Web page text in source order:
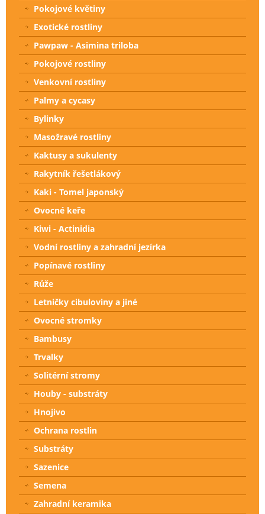
Pokojové květiny
Exotické rostliny
Pawpaw - Asimina triloba
Pokojové rostliny
Venkovní rostliny
Palmy a cycasy
Bylinky
Masožravé rostliny
Kaktusy a sukulenty
Rakytník řešetlákový
Kaki - Tomel japonský
Ovocné keře
Kiwi - Actinidia
Vodní rostliny a zahradní jezírka
Popínavé rostliny
Růže
Letničky cibuloviny a jiné
Ovocné stromky
Bambusy
Trvalky
Solitérní stromy
Houby - substráty
Hnojivo
Ochrana rostlin
Substráty
Sazenice
Semena
Zahradní keramika